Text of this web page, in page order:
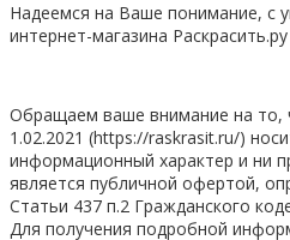
Надеемся на Ваше понимание, с
интернет-магазина Раскрасить.ру
Обращаем ваше внимание на то,
1.02.2021 (https://raskrasit.ru/)
информационный характер и ни
является публичной офертой,
Статьи 437 п.2 Гражданского
Для получения подробной